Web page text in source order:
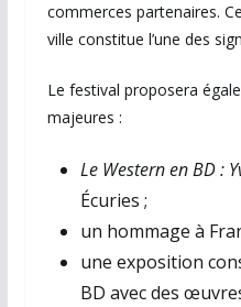
commerces partenaires.
ville constitue l’une des
Le festival proposera
majeures :
Le Western en BD :
Écuries ;
un hommage à
une exposition
BD avec des